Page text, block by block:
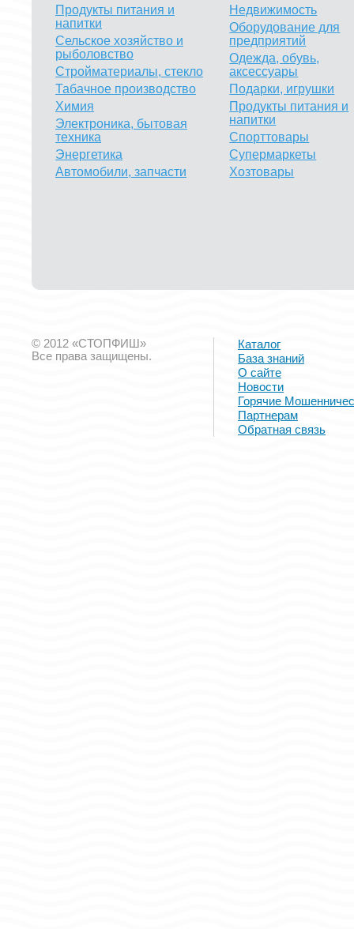
Продукты питания и
напитки
Сельское хозяйство и
рыболовство
Стройматериалы, стекло
Табачное производство
Химия
Электроника, бытовая
техника
Энергетика
Автомобили, запчасти
Недвижимость
Оборудование для
предприятий
Одежда, обувь,
аксессуары
Подарки, игрушки
Продукты питания и
напитки
Спорттовары
Супермаркеты
Хозтовары
© 2012 «СТОПФИШ»
Все права защищены.
Каталог
База знаний
О сайте
Новости
Горячие
Партнерам
Обратная связь